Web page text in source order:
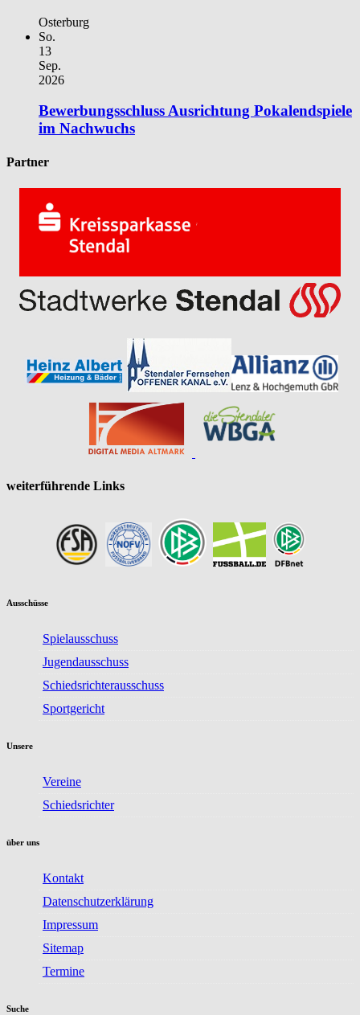
Osterburg
So.
13
Sep.
2026
Bewerbungsschluss Ausrichtung Pokalendspiele
im Nachwuchs
Partner
weiterführende Links
Ausschüsse
Spielausschuss
Jugendausschuss
Schiedsrichterausschuss
Sportgericht
Unsere
Vereine
Schiedsrichter
über uns
Kontakt
Datenschutzerklärung
Impressum
Sitemap
Termine
Suche